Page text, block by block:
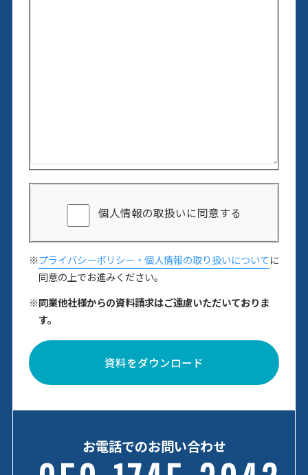
個人情報の取扱いに同意する
※プライバシーポリシー・個人情報の取り扱いについてに
同意の上でお進みください。
※同業他社様からの資料請求はご遠慮いただいておりま
す。
資料をダウンロード
お電話でのお問い合わせ